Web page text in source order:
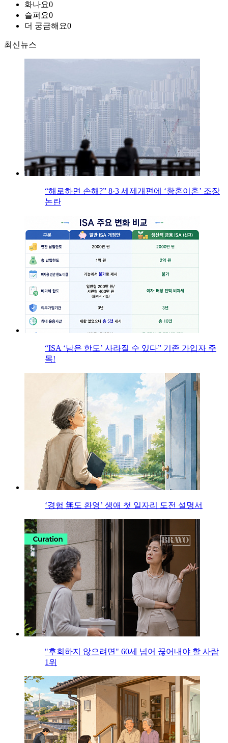
화나요0
슬퍼요0
더 궁금해요0
최신뉴스
“해로하면 손해?” 8·3 세제개편에 ‘황혼이혼’ 조장
논란
“ISA ‘남은 한도’ 사라질 수 있다” 기존 가입자 주
목!
‘경험 無도 환영’ 생애 첫 일자리 도전 설명서
"후회하지 않으려면" 60세 넘어 끊어내야 할 사람
1위